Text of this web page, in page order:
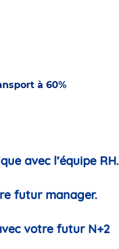
à 60%
avec l’équipe RH.
futur manager.
votre futur N+2